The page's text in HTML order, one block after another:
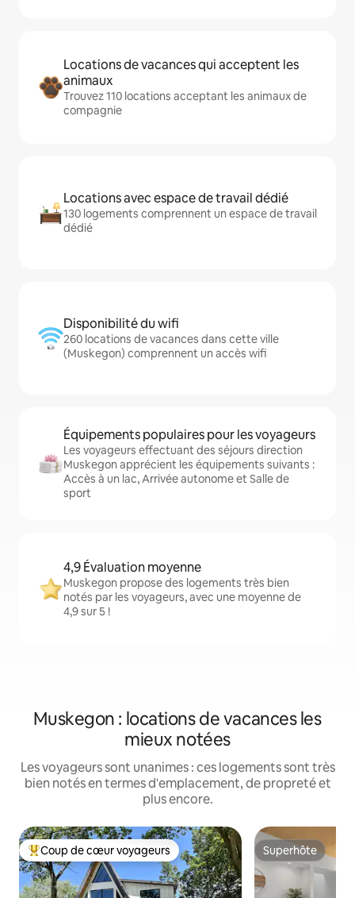
Locations de vacances qui acceptent les
animaux
Trouvez 110 locations acceptant les animaux de
compagnie
Locations avec espace de travail dédié
130 logements comprennent un espace de travail
dédié
Disponibilité du wifi
260 locations de vacances dans cette ville
(Muskegon) comprennent un accès wifi
Équipements populaires pour les voyageurs
Les voyageurs effectuant des séjours direction
Muskegon apprécient les équipements suivants :
Accès à un lac, Arrivée autonome et Salle de
sport
4,9 Évaluation moyenne
Muskegon propose des logements très bien
notés par les voyageurs, avec une moyenne de
4,9 sur 5 !
Muskegon : locations de vacances les
mieux notées
Les voyageurs sont unanimes : ces logements sont très
bien notés en termes d'emplacement, de propreté et
plus encore.
Coups de cœur voyageurs les plus appréciés
Coup de cœur voyageurs Superhôte
Superhôte